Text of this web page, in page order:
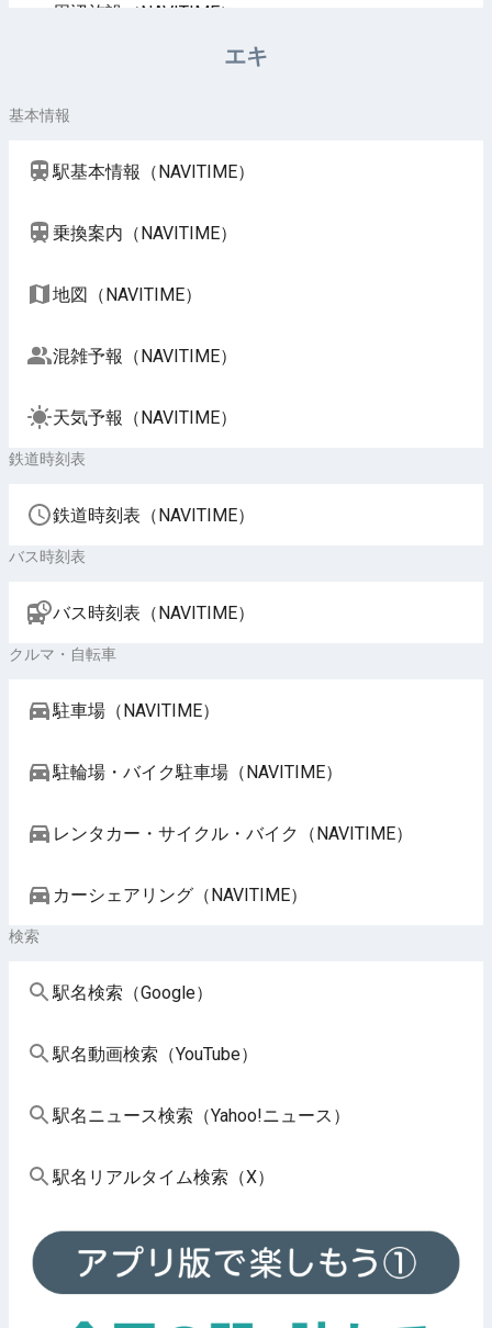
周辺施設（NAVITIME）
エキ
基本情報
駅基本情報（NAVITIME）
乗換案内（NAVITIME）
地図（NAVITIME）
混雑予報（NAVITIME）
天気予報（NAVITIME）
鉄道時刻表
鉄道時刻表（NAVITIME）
バス時刻表
バス時刻表（NAVITIME）
クルマ・自転車
駐車場（NAVITIME）
駐輪場・バイク駐車場（NAVITIME）
レンタカー・サイクル・バイク（NAVITIME）
カーシェアリング（NAVITIME）
検索
駅名検索（Google）
駅名動画検索（YouTube）
駅名ニュース検索（Yahoo!ニュース）
駅名リアルタイム検索（X）